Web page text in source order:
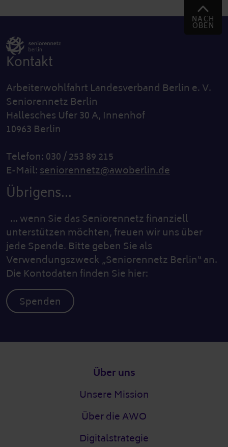
NACH
OBEN
Kontakt
Arbeiterwohlfahrt Landesverband Berlin e. V.
Seniorennetz Berlin
Hallesches Ufer 30 A, Innenhof
10963 Berlin
Telefon: 030 / 253 89 215
E-Mail:seniorennetz@awoberlin.de
Übrigens...
… wenn Sie das Seniorennetz finanziell
unterstützen möchten, freuen wir uns über
jede Spende. Bitte geben Sie als
Verwendungszweck „Seniorennetz Berlin“ an.
Die Kontodaten finden Sie hier:
Spenden
Über uns
Unsere Mission
Über die AWO
Digitalstrategie